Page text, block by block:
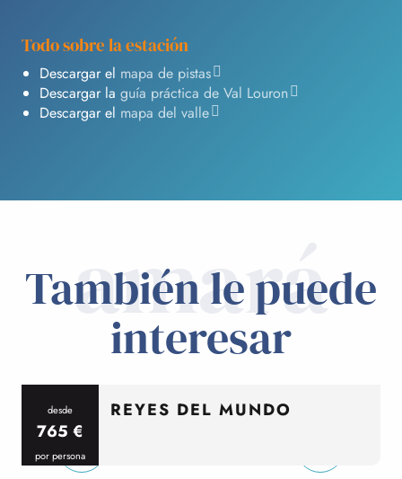
Todo sobre la estación
Descargar el mapa de pistas
Descargar la guía práctica de Val Louron
Descargar el mapa del valle
amará
También le puede
interesar
desde
765 €
por persona
REYES DEL MUNDO